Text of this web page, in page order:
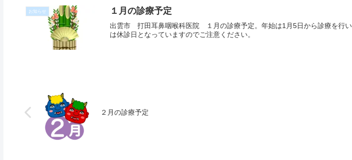
お知らせ １月の診療予定
出雲市 打田耳鼻咽喉科医院 １月の診療予定。年始は1月5日から診療を行
は休診日となっていますのでご注意ください。
２月の診療予定